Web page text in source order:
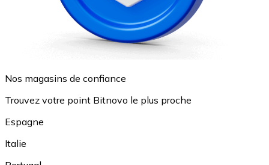
Nos magasins de confiance
Trouvez votre point Bitnovo le plus proche
Espagne
Italie